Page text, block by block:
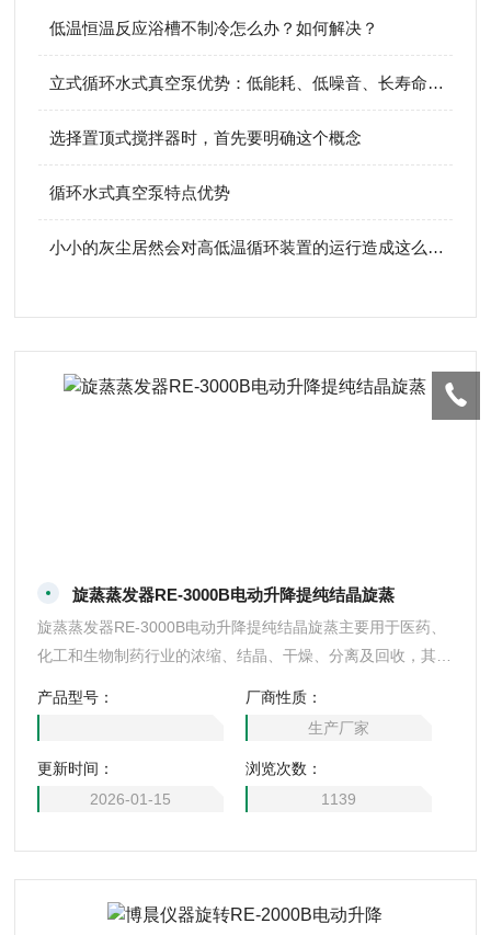
低温恒温反应浴槽不制冷怎么办？如何解决？
立式循环水式真空泵优势：低能耗、低噪音、长寿命设计
选择置顶式搅拌器时，首先要明确这个概念
循环水式真空泵特点优势
小小的灰尘居然会对高低温循环装置的运行造成这么大的影响
旋蒸蒸发器RE-3000B电动升降提纯结晶旋蒸
旋蒸蒸发器RE-3000B电动升降提纯结晶旋蒸主要用于医药、
化工和生物制药行业的浓缩、结晶、干燥、分离及回收，其原
瓶壁形成大面积薄膜，高校蒸发，溶媒蒸汽经高效冷凝器冷
却，回收于收集瓶中，大大提高蒸发效率，特别选用于对高温
容易分解变性的生物制品浓缩提纯。
产品型号：
厂商性质：
生产厂家
更新时间：
2026-01-15
浏览次数：
1139